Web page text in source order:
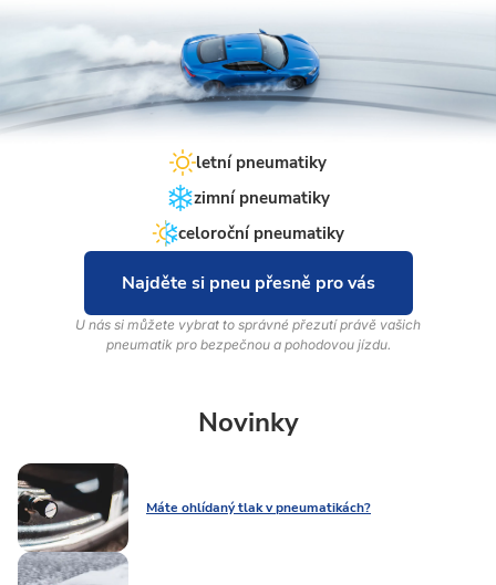
letní pneumatiky
zimní pneumatiky
celoroční pneumatiky
Najděte si pneu přesně pro vás
U nás si můžete vybrat to správné přezutí právě vašich
pneumatik pro bezpečnou a pohodovou jízdu.
Novinky
Máte ohlídaný tlak v pneumatikách?